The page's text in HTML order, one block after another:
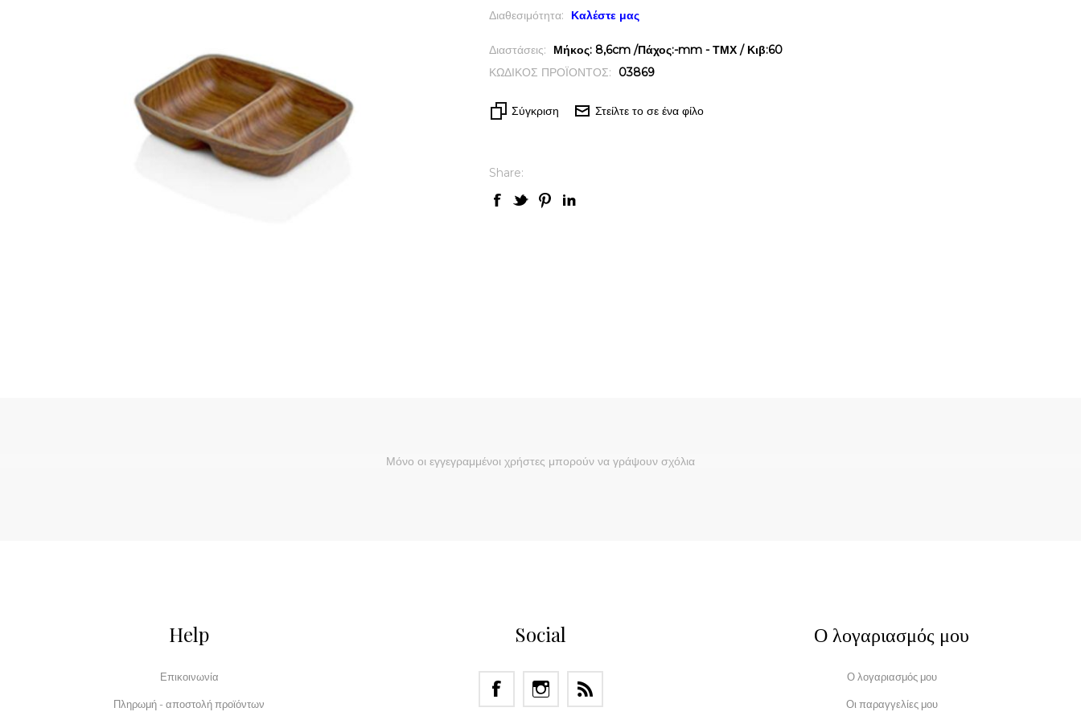
Διαθεσιμότητα: Καλέστε μας
Διαστάσεις:
Μήκος: 8,6cm /Πάχος:-mm - ΤΜΧ / Κιβ:60
ΚΩΔΙΚΟΣ ΠΡΟΪΟΝΤΟΣ:
03869
Σύγκριση Στείλτε το σε ένα φίλο
Share:
Μόνο οι εγγεγραμμένοι χρήστες μπορούν να γράψουν σχόλια
Help
Επικοινωνία
Πληρωμή - αποστολή προϊόντων
Social Ο λογαριασμός μου
Ο λογαριασμός μου
Οι παραγγελίες μου